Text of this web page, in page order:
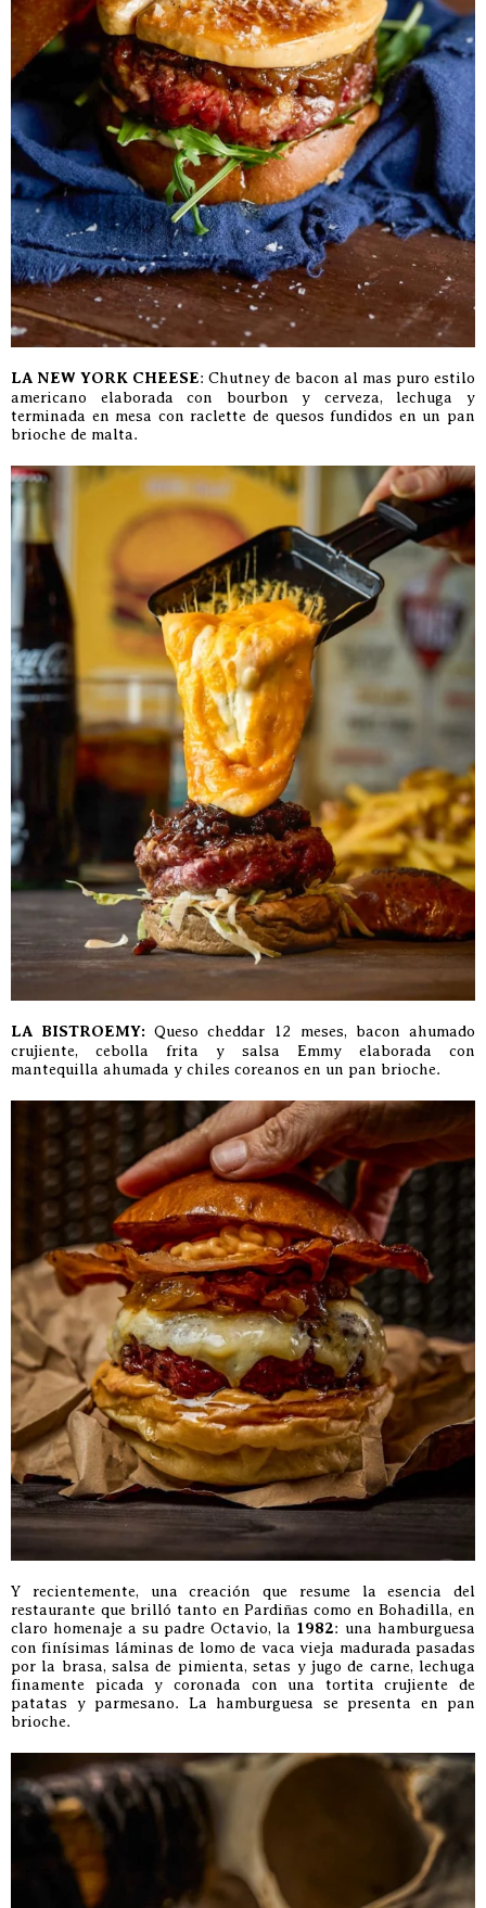
LA NEW YORK CHEESE: Chutney de bacon al mas puro estilo
americano elaborada con bourbon y cerveza, lechuga y
terminada en mesa con raclette de quesos fundidos en un pan
brioche de malta.
LA BISTROEMY: Queso cheddar 12 meses, bacon ahumado
crujiente, cebolla frita y salsa Emmy elaborada con
mantequilla ahumada y chiles coreanos en un pan brioche.
Y recientemente, una creación que resume la esencia del
restaurante que brilló tanto en Pardiñas como en Bohadilla, en
claro homenaje a su padre Octavio, la 1982: una hamburguesa
con finísimas láminas de lomo de vaca vieja madurada pasadas
por la brasa, salsa de pimienta, setas y jugo de carne, lechuga
finamente picada y coronada con una tortita crujiente de
patatas y parmesano. La hamburguesa se presenta en pan
brioche.